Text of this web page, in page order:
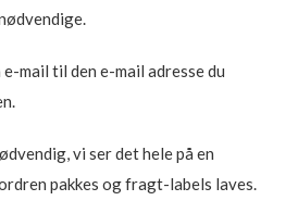
mail til den e-mail adresse du
vi ser det hele på en
pakkes og fragt-labels laves.